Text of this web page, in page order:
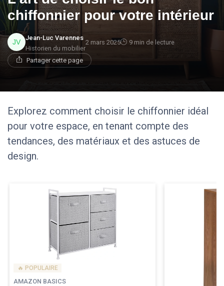
chiffonnier pour votre intérieur
Jean-Luc Varennes
Historien du mobilier
2 mars 2025 9 min de lecture
Partager cette page
Explorez comment choisir le chiffonnier idéal
pour votre espace, en tenant compte des
tendances, des matériaux et des astuces de
design.
🔥 POPULAIRE
AMAZON BASICS